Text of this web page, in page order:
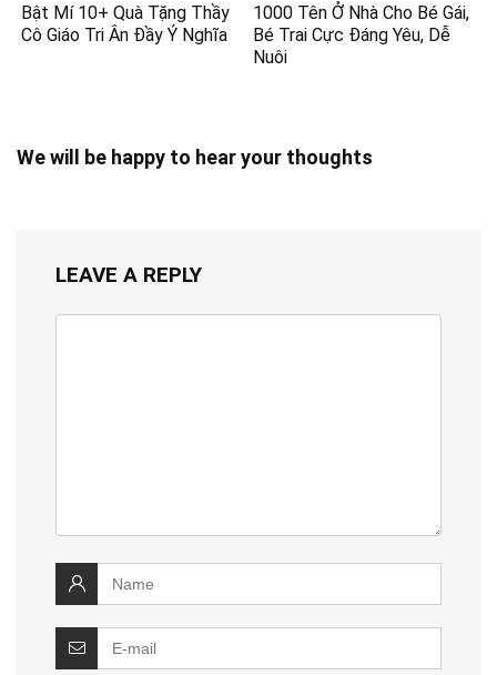
Bật Mí 10+ Quà Tặng Thầy
Cô Giáo Tri Ân Đầy Ý Nghĩa
1000 Tên Ở Nhà Cho Bé Gái,
Bé Trai Cực Đáng Yêu, Dễ
Nuôi
We will be happy to hear your thoughts
LEAVE A REPLY